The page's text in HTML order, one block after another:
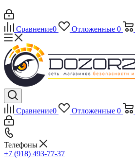
Сравнение0 Отложенные 0
Сравнение0 Отложенные 0
Телефоны
+7 (918) 493-77-37